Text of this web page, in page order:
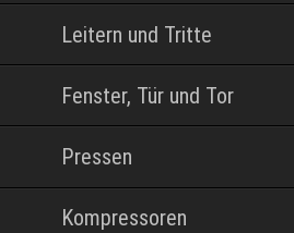
Leitern und Tritte
Fenster, Tür und Tor
Pressen
Kompressoren